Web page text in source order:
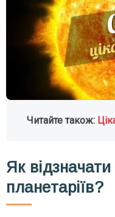
Читайте також:
Як
планетаріїв?